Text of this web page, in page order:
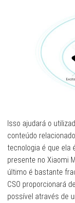
Isso ajudará o
conteúdo
tecnologia é que ela
presente no Xiaomi
último é bastante
CSO proporcionará
possível através de